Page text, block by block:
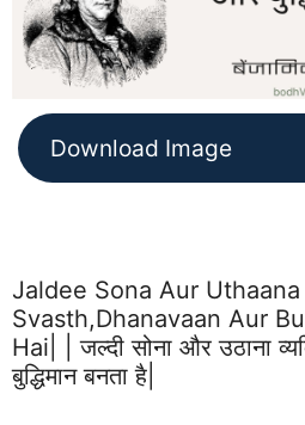
Download Image
Jaldee Sona Aur
Svasth,dhanavaan Aur
Hai| | जल्दी सोना और उठाना
बुद्धिमान बनता है|